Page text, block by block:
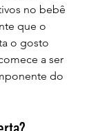
no bebê
que o
o gosto
a ser
do